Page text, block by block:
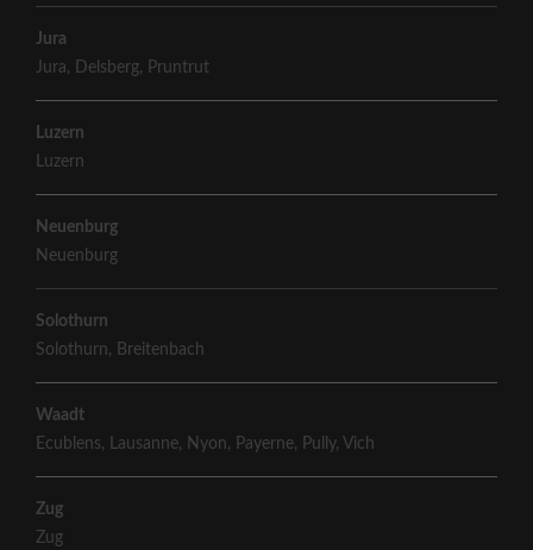
Jura
Jura, Delsberg, Pruntrut
Luzern
Luzern
Neuenburg
Neuenburg
Solothurn
Solothurn, Breitenbach
Waadt
Ecublens, Lausanne, Nyon, Payerne, Pully, Vich
Zug
Zug